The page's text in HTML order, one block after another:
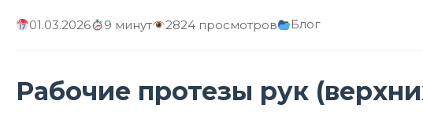
01.03.2026 9 минут 2824 просмотров Блог
Рабочие протезы рук